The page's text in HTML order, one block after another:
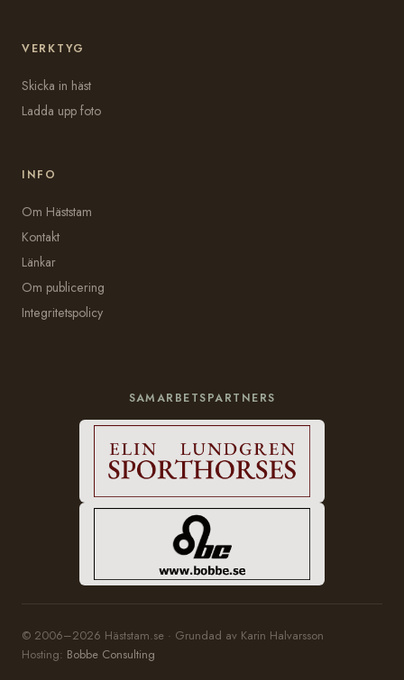
VERKTYG
Skicka in häst
Ladda upp foto
INFO
Om Häststam
Kontakt
Länkar
Om publicering
Integritetspolicy
SAMARBETSPARTNERS
© 2006–2026 Häststam.se · Grundad av Karin Halvarsson
Hosting: Bobbe Consulting